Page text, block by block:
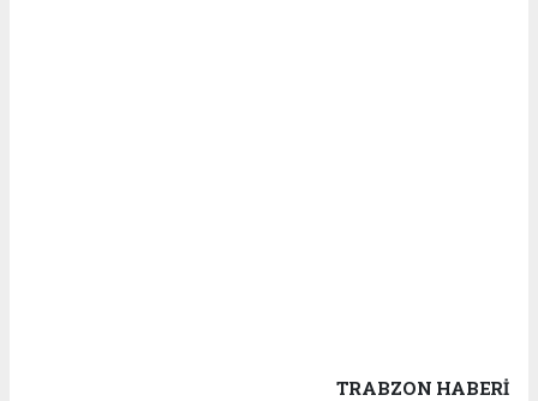
TRABZON HABERİ